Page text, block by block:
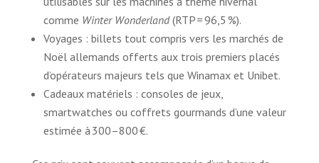
comme Winter Wonderland(RTP = 96,5 %).
Voyages : billets tout compris vers les marchés de
Noël allemands offerts aux trois premiers placés
d’opérateurs majeurs tels que Winamax et Unibet.
Cadeaux matériels : consoles de jeux,
smartwatches ou coffrets gourmands d’une valeur
estimée à 300–800 €.